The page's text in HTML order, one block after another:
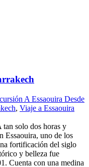
A Essaouira Desde
, Viaje a Essaouira
tan solo dos horas y
Essaouira, uno de los
fortificación del siglo
y belleza fue
Cuenta con una medina